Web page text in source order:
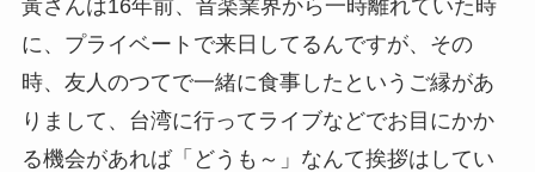
黃さんは16年前、音楽業界から一時離れていた時
に、プライベートで来日してるんですが、その
時、友人のつてで一緒に食事したというご縁があ
りまして、台湾に行ってライブなどでお目にかか
る機会があれば「どうも～」なんて挨拶はしてい